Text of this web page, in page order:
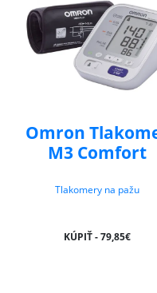
Omron
M3 Comfort
Tlakomery na pažu
KÚPIŤ - 79,85€